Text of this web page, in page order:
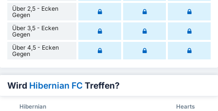
Über 2,5 - Ecken
Gegen
Über 3,5 - Ecken
Gegen
Über 4,5 - Ecken
Gegen
Wird Hibernian FC Treffen?
Hibernian Hearts